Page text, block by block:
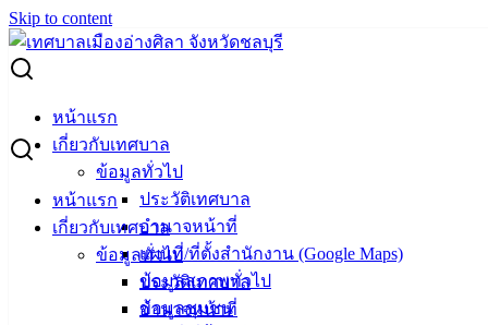
Skip to content
หน้าแรก
เกี่ยวกับเทศบาล
ข้อมูลทั่วไป
ประวัติเทศบาล
อำนาจหน้าที่
แผนที่/ที่ตั้งสำนักงาน (Google Maps)
ข้อมูลสภาพทั่วไป
ข้อมูลชุมชน
หน้าแรก
เกี่ยวกับเทศบาล
ข้อมูลทั่วไป
ประวัติเทศบาล
อำนาจหน้าที่
Search for:
ระวังมิจฉาชีพอ้างเป็นพนักงานการไฟฟ้าฯ หลอกให้ลงทะเบียน
ระวังมิจฉาชีพอ้างเป็นพนักงานการไฟฟ้าฯ
หลอกให้ลงทะเบียน
ตุลาคม 3, 2024 ตุลาคม 3, 2024